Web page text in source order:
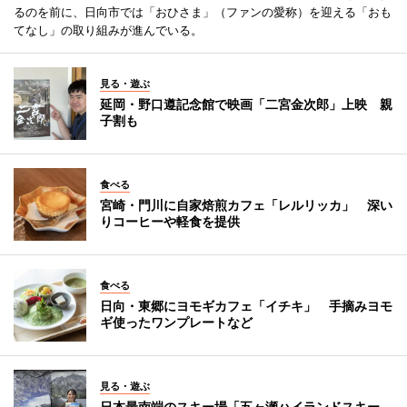
るのを前に、日向市では「おひさま」（ファンの愛称）を迎える「おも
てなし」の取り組みが進んでいる。
見る・遊ぶ
延岡・野口遵記念館で映画「二宮金次郎」上映 親
子割も
食べる
宮崎・門川に自家焙煎カフェ「レルリッカ」 深い
りコーヒーや軽食を提供
食べる
日向・東郷にヨモギカフェ「イチキ」 手摘みヨモ
ギ使ったワンプレートなど
見る・遊ぶ